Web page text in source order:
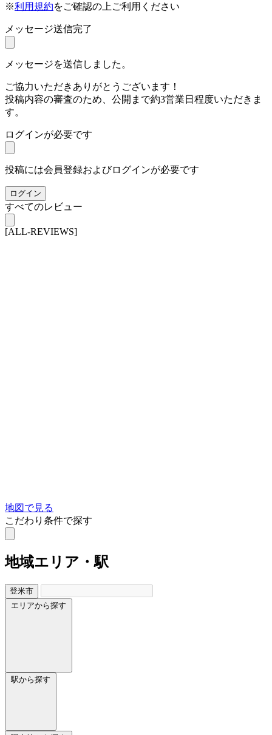
※利用規約をご確認の上ご利用ください
メッセージ送信完了
メッセージを送信しました。
ご協力いただきありがとうございます！
投稿内容の審査のため、公開まで約3営業日程度いただきま
す。
ログインが必要です
投稿には会員登録およびログインが必要です
ログイン
すべてのレビュー
[ALL-REVIEWS]
地図で見る
こだわり条件で探す
地域エリア・駅
登米市
エリアから探す
駅から探す